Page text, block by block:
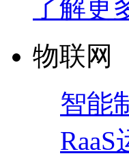
了解更
物联网
智能